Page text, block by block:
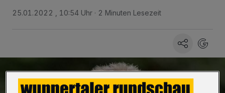
25.01.2022 , 10:54 Uhr 2 Minuten Lesezeit